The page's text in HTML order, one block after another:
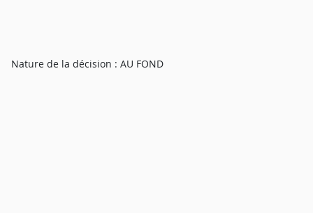
Nature de la décision : AU FOND